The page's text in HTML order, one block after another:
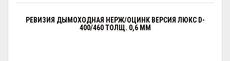
РЕВИЗИЯ ДЫМОХОДНАЯ НЕРЖ/ОЦИНК ВЕРСИЯ ЛЮКС D-
400/460 ТОЛЩ. 0,6 ММ